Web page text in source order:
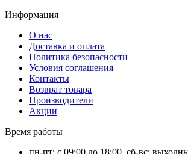
Информация
О нас
Доставка и оплата
Политика безопасности
Условия соглашения
Контакты
Возврат товара
Производители
Акции
Время работы
пн-пт: с 09:00 до 18:00, сб-вс: